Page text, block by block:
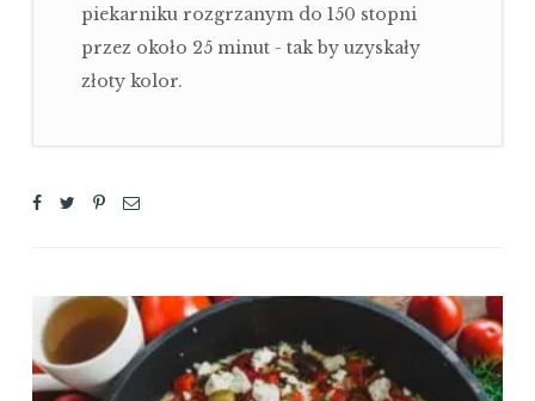
piekarniku rozgrzanym do 150 stopni
przez około 25 minut - tak by uzyskały
złoty kolor.